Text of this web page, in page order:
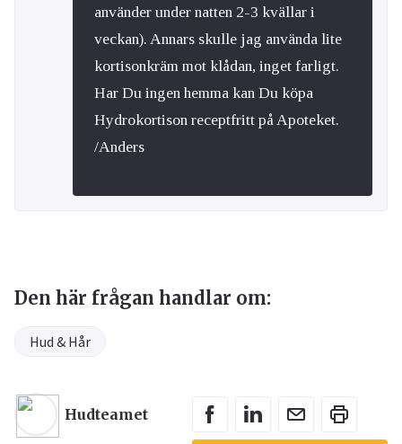
använder under natten 2-3 kvällar i
veckan). Annars skulle jag använda lite
kortisonkräm mot klådan, inget farligt.
Har Du ingen hemma kan Du köpa
Hydrokortison receptfritt på Apoteket.
/Anders
Den här frågan handlar om:
Hud & Hår
Hudteamet